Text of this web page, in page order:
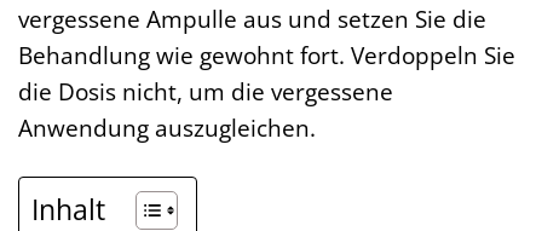
vergessene Ampulle aus und setzen Sie die
Behandlung wie gewohnt fort. Verdoppeln Sie
die Dosis nicht, um die vergessene
Anwendung auszugleichen.
Inhalt